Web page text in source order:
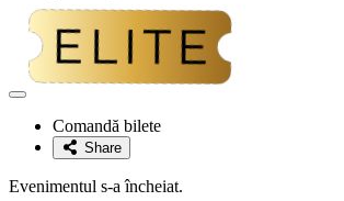
Adaugă
favoriteComandă bilete
Share
Evenimentul s-a încheiat.